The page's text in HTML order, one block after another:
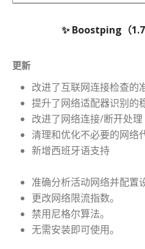
Boostping（
更新
改进了互联网连接检查的
提升了网络适配器识别的
改进了网络连接/断开处理
清理和优化不必要的网络
新增西班牙语支持
准确分析活动网络并配置
更改网络限流指数。
禁用尼格尔算法。
无需安装即可使用。